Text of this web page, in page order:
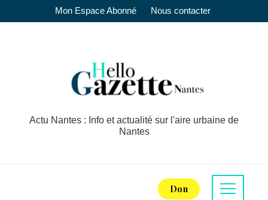
Mon Espace Abonné Nous contacter
Actu Nantes : Info et actualité sur l'aire urbaine de
Nantes
Don